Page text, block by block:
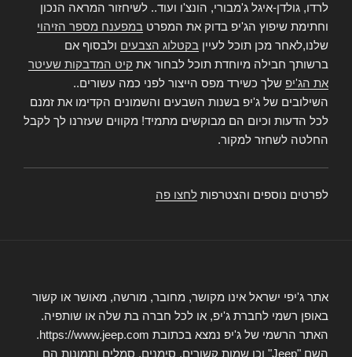
לרדו, גולדן-איגל ג'מבורי, הונצ'ו ועוד.. לשיחזור המראה הנכון
וחתימת שיפוץ הג'יפ בדוק את המפרט במפענח מספר הזיהוי
שלנו,לאחר מכן תוכל לעיין בקטלוג הצבעים ולבסוף אם
ברשותך חבילה מיוחדת תוכל לבחור את קיט המדבקות שעיטר
את הג'יפ שלך כשירד מפס הייצור לפני כמה עשורים..
השילובים של ג'יפ בשנות השבעים והשמונים הקדימו את זמנם
לכל הדעות וכיום הם מבוקשים מתמיד! מקווים שעזרנו לך לקבל
החלטה לשחזר למקור.
לפרטים נוספים והצטרפות לחצו פה
אתר ג'יפי ישראל אינו מקושר, מחובר, מורשה, מאושר או קשור
באופן רשמי לחברת ג'יפ, או לכל חברה בת שלה או שותפיה.
האתר הרשמי של ג'יפ נמצא בכתובת https://www.jeep.com.
השם "Jeep" וכן שמות קשורים, סימנים, סמלים ותמונות הם